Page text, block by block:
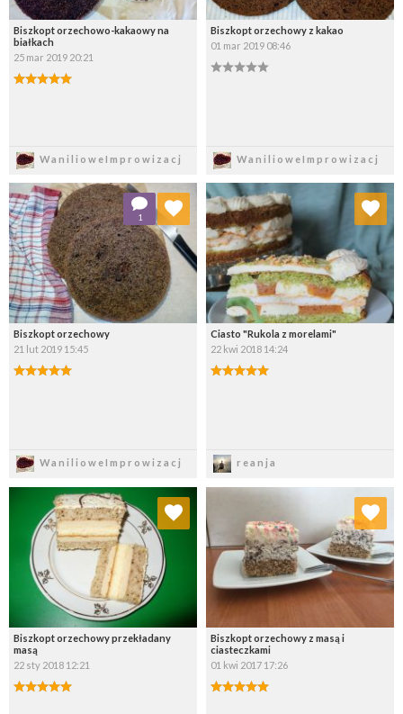
Biszkopt orzechowo-kakaowy na
białkach
25 mar 2019 20:21
WanilioweImprowizacj
Biszkopt orzechowy z kakao
01 mar 2019 08:46
WanilioweImprowizacj
Biszkopt orzechowy
21 lut 2019 15:45
WanilioweImprowizacj
1
Dodaj do ulubionych
Wybierz listę:
Ciasto "Rukola z morelami"
22 kwi 2018 14:24
reanja
Dodaj do ulubionych
Wybierz listę:
Biszkopt orzechowy przekładany
masą
22 sty 2018 12:21
Dodaj do ulubionych
Wybierz listę:
Biszkopt orzechowy z masą i
ciasteczkami
01 kwi 2017 17:26
Dodaj do ulubionych
Wybierz listę: